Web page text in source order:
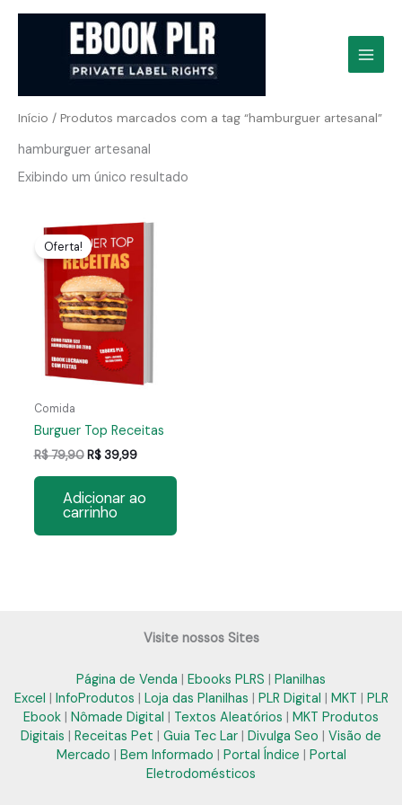
Início / Produtos marcados com a tag “hamburguer artesanal”
hamburguer artesanal
Exibindo um único resultado
Oferta!
Comida
Burguer Top Receitas
R$79,90 O
era:
R$ 79,90.
R$39,99O
é:
Adicionar ao
carrinho
Visite nossos Sites
Página de Venda | Ebooks PLRS | Planilhas
Excel | InfoProdutos | Loja das Planilhas | PLR Digital | MKT | PLR
Ebook | Nômade Digital | Textos Aleatórios | MKT Produtos
Digitais | Receitas Pet | Guia Tec Lar | Divulga Seo | Visão de
Mercado | Bem Informado | Portal Índice | Portal
Eletrodomésticos